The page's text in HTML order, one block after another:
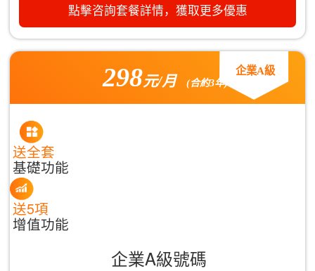
點擊咨詢套餐詳情，獲取更多優惠
298元/月 (合約3年)
企業A級
送全套
基礎功能
送5項
增值功能
企業A級號碼